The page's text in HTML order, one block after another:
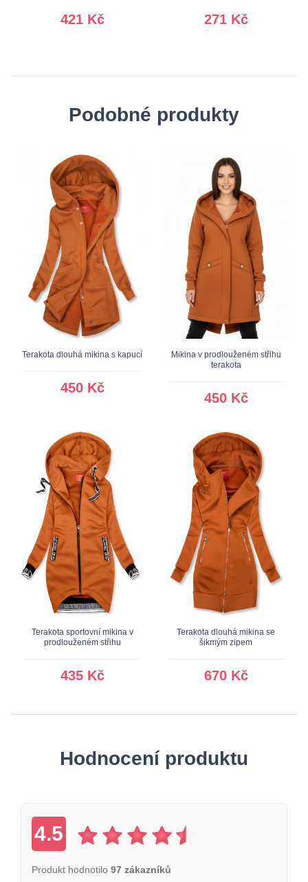
421 Kč 271 Kč
Podobné produkty
Terakota dlouhá mikina s kapucí
450 Kč
Mikina v prodlouženém střihu
terakota
450 Kč
Terakota sportovní mikina v
prodlouženém střihu
435 Kč
Terakota dlouhá mikina se
šikmým zipem
670 Kč
Hodnocení produktu
4.5
Produkt hodnotilo 97 zákazníků